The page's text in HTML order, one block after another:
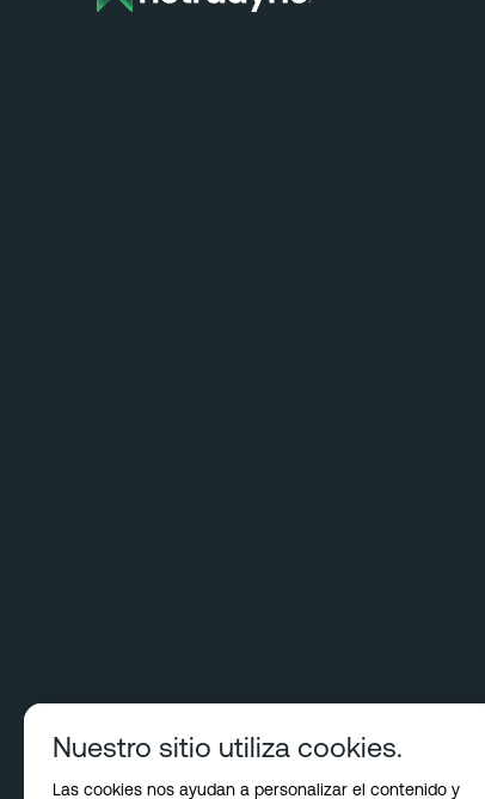
Nuestro sitio utiliza cookies.
Las cookies nos ayudan a personalizar el contenido y